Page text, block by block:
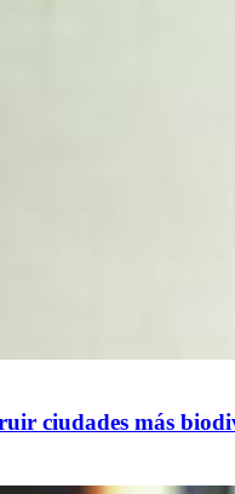
ciudades más